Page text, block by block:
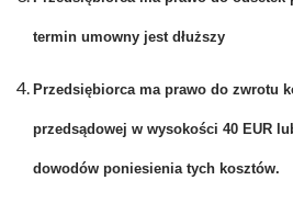
termin umowny jest dłuższy
Przedsiębiorca ma prawo do zwrotu
przedsądowej w wysokości 40 EUR
dowodów poniesienia tych kosztów.